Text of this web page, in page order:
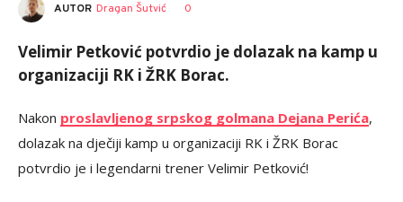
AUTOR Dragan Šutvić 0
Velimir Petković potvrdio je dolazak na kamp u
organizaciji RK i ŽRK Borac.
Nakon proslavljenog srpskog golmana Dejana Perića,
dolazak na dječiji kamp u organizaciji RK i ŽRK Borac
potvrdio je i legendarni trener Velimir Petković!